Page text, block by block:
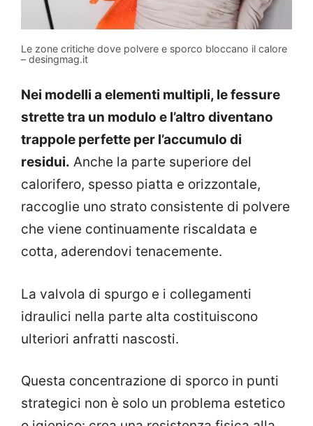
Le zone critiche dove polvere e sporco bloccano il calore
– desingmag.it
Nei modelli a elementi multipli, le fessure
strette tra un modulo e l’altro diventano
trappole perfette per l’accumulo di
residui. Anche la parte superiore del
calorifero, spesso piatta e orizzontale,
raccoglie uno strato consistente di polvere
che viene continuamente riscaldata e
cotta, aderendovi tenacemente.
La valvola di spurgo e i collegamenti
idraulici nella parte alta costituiscono
ulteriori anfratti nascosti.
Questa concentrazione di sporco in punti
strategici non è solo un problema estetico